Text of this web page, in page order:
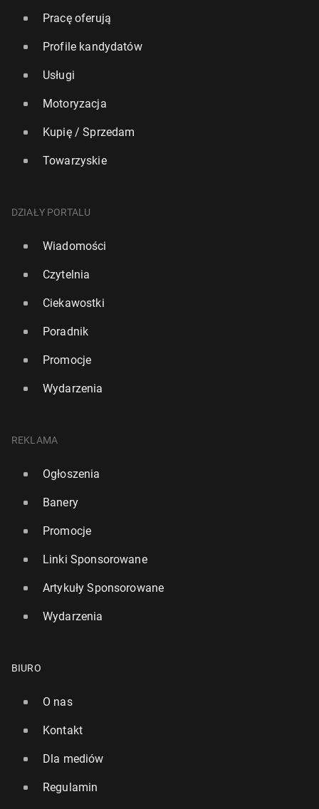
Pracę oferują
Profile kandydatów
Usługi
Motoryzacja
Kupię / Sprzedam
Towarzyskie
DZIAŁY PORTALU
Wiadomości
Czytelnia
Ciekawostki
Poradnik
Promocje
Wydarzenia
REKLAMA
Ogłoszenia
Banery
Promocje
Linki Sponsorowane
Artykuły Sponsorowane
Wydarzenia
BIURO
O nas
Kontakt
Dla mediów
Regulamin